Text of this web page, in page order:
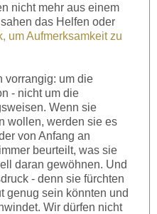
nicht mehr aus einem
das Helfen oder
um Aufmerksamkeit zu
vorrangig: um die
- nicht um die
Wenn sie
wollen, werden sie es
von Anfang an
beurteilt, was sie
daran gewöhnen. Und
- denn sie fürchten
genug sein könnten und
Wir dürfen nicht